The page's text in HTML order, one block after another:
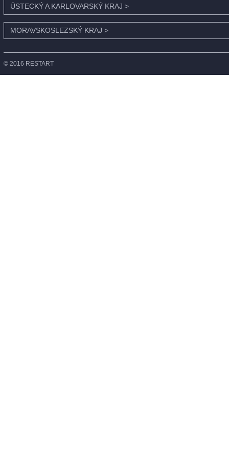
ÚSTECKÝ A KARLOVARSKÝ KRAJ >
MORAVSKOSLEZSKÝ KRAJ >
© 2016 RESTART